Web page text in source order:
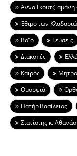
Άννα Γκουτζιαμάνη
Έθιμο των
Βοϊο
Γεύσεις
Διακοπές
Καιρός
Ομορφιά
Πατήρ Βασίλειος
Σιατίστης κ.